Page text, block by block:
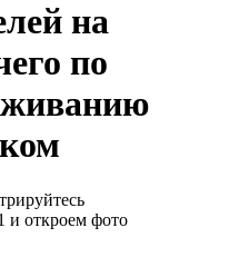
на
по
и откроем фото